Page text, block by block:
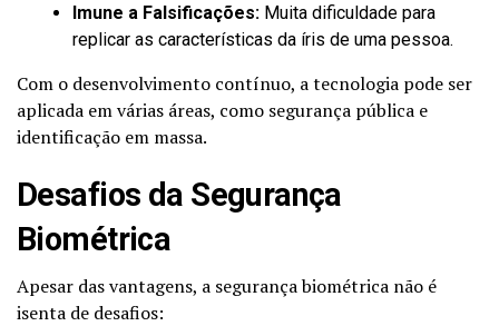
Imune a Falsificações: Muita dificuldade para
replicar as características da íris de uma pessoa.
Com o desenvolvimento contínuo, a tecnologia pode ser
aplicada em várias áreas, como segurança pública e
identificação em massa.
Desafios da Segurança
Biométrica
Apesar das vantagens, a segurança biométrica não é
isenta de desafios: